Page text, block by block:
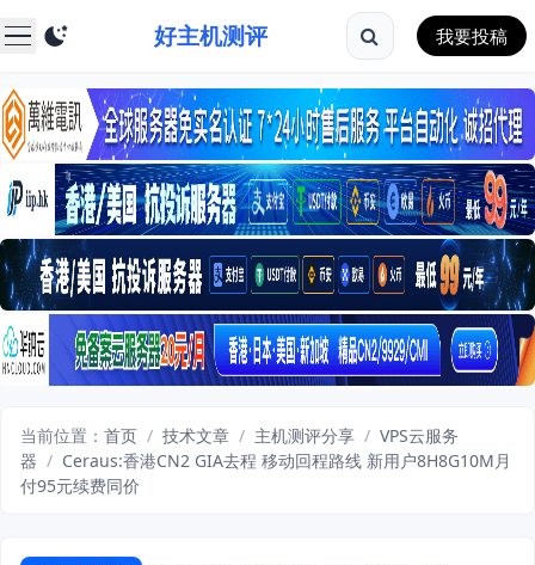
好主机测评 我要投稿
当前位置： 首页 / 技术文章 / 主机测评分享 / VPS云服务
器 / Ceraus:香港CN2 GIA去程 移动回程路线 新用户8H8G10M月
付95元续费同价